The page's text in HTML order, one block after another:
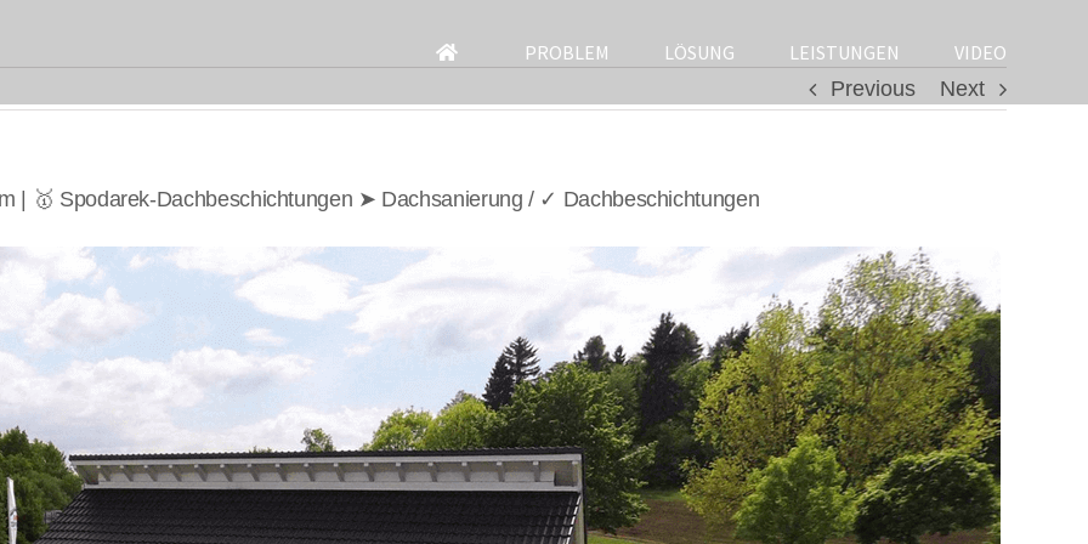
for:
PROBLEM LÖSUNG LEISTUNGEN
VIDEO
Previous
Next
| 🥇 Spodarek-Dachbeschichtungen ➤ Dachsanierung / ✓ Dachbeschichtungen